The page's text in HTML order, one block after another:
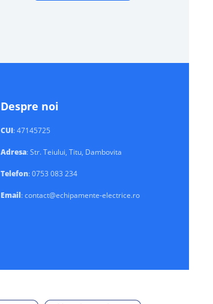
Despre noi
CUI: 47145725
Adresa: Str. Teiului, Titu, Dambovita
Telefon: 0753 083 234
Email: contact@echipamente-electrice.ro